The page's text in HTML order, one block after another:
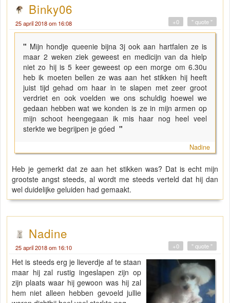
Binky06
25 april 2018 om 16:08 " quote "
+0
" Mijn hondje queenie bijna 3j ook aan hartfalen ze is
maar 2 weken ziek geweest en medicijn van da hielp
niet zo hij is 5 keer geweest op een morge om 6.30u
heb ik moeten bellen ze was aan het stikken hij heeft
juist tijd gehad om haar in te slapen met zeer groot
verdriet en ook voelden we ons schuldig hoewel we
gedaan hebben wat we konden is ze in mijn armen op
mijn schoot heengegaan ik mis haar nog heel veel
sterkte we begrijpen je góed "
Nadine
Heb je gemerkt dat ze aan het stikken was? Dat is echt mijn
grootste angst steeds, al wordt me steeds verteld dat hij dan
wel duidelijke geluiden had gemaakt.
Nadine
25 april 2018 om 16:10 " quote "
+0
Het is steeds erg je lieverdje af te staan
maar hij zal rustig ingeslapen zijn op
zijn plaats waar hij gewoon was hij zal
hem niet alleen hebben gevoeld jullie